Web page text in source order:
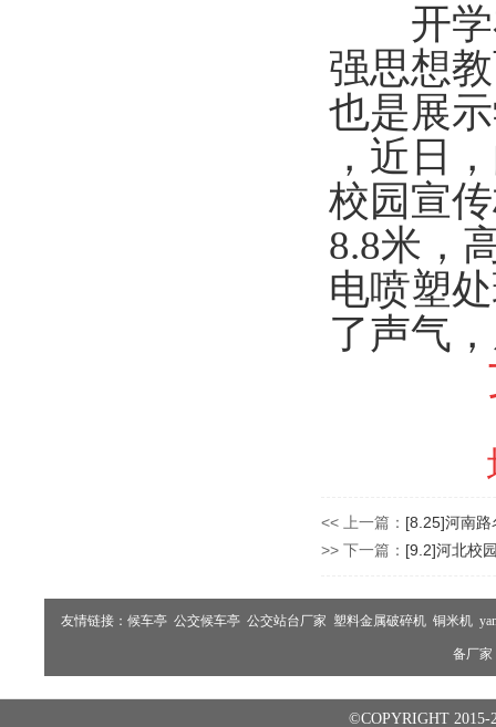
开学在
强思想
也是展
，近日
校园宣
8.8米，
电喷塑
了声气
<< 上一篇： [8.25]河南
>> 下一篇： [9.2]河北校
友情链接： 候车亭 公交候车亭 公交站台厂家 塑料金属破碎机 铜米机
备厂家
©COPYRIGHT 2015-